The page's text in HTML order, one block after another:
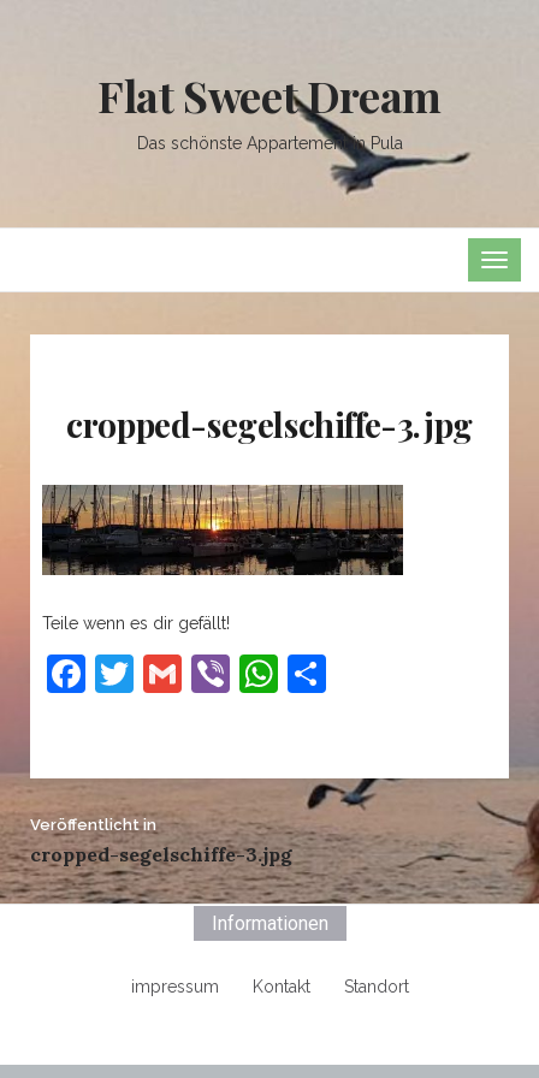
Flat Sweet Dream
Das schönste Appartement in Pula
cropped-segelschiffe-3.jpg
Teile wenn es dir gefällt!
Facebook
Twitter
GmailViberWhatsApp
Beitrags-
Navigation
Veröffentlicht in
cropped-segelschiffe-3.jpg
Informationen
impressum Kontakt Standort